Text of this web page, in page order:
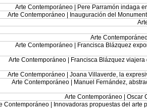
Arte Contemporáneo |
Pere Parramón indaga
Arte Contemporáneo |
Inauguración del
Arte Contemporáneo
Arte Contemporáneo |
Francisca Blázquez
Arte Contemporáneo |
Francisca Blázquez
Arte Contemporáneo | Joana Villaverde, la
Arte Contemporáneo |
Manuel Fernández,
Arte Contemporáneo | Oscar
Contemporáneo |
Innovadoras propuestas del arte